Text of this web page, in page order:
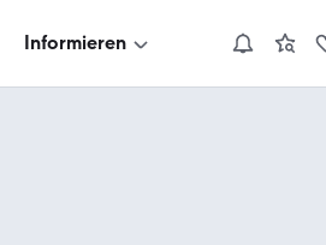
Informieren